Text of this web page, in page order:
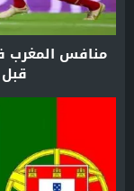
منافس المغرب
قبل